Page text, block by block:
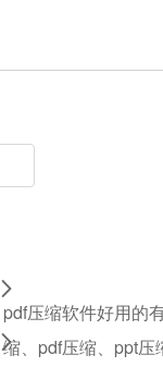
pdf压缩软件好用的
缩、pdf压缩、ppt